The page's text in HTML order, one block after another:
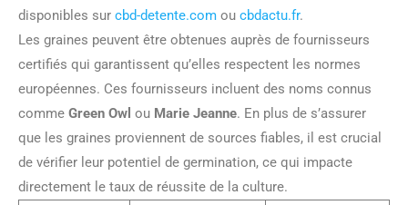
disponibles sur cbd-detente.com ou cbdactu.fr.
Les graines peuvent être obtenues auprès de fournisseurs
certifiés qui garantissent qu’elles respectent les normes
européennes. Ces fournisseurs incluent des noms connus
comme Green Owl ou Marie Jeanne. En plus de s’assurer
que les graines proviennent de sources fiables, il est crucial
de vérifier leur potentiel de germination, ce qui impacte
directement le taux de réussite de la culture.